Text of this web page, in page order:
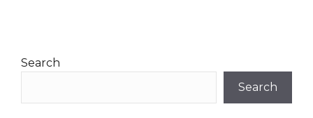
Search
Search